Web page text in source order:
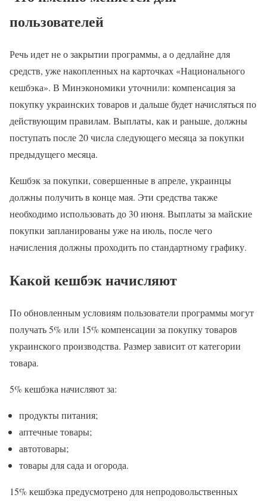
пользователей
Речь идет не о закрытии программы, а о дедлайне для
средств, уже накопленных на карточках «Национального
кешбэка». В Минэкономики уточнили: компенсация за
покупку украинских товаров и дальше будет начисляться по
действующим правилам. Выплаты, как и раньше, должны
поступать после 20 числа следующего месяца за покупки
предыдущего месяца.
Кешбэк за покупки, совершенные в апреле, украинцы
должны получить в конце мая. Эти средства также
необходимо использовать до 30 июня. Выплаты за майские
покупки запланированы уже на июль, после чего
начисления должны проходить по стандартному графику.
Какой кешбэк начисляют
По обновленным условиям пользователи программы могут
получать 5% или 15% компенсации за покупку товаров
украинского производства. Размер зависит от категории
товара.
5% кешбэка начисляют за:
продукты питания;
аптечные товары;
автотовары;
товары для сада и огорода.
15% кешбэка предусмотрено для непродовольственных